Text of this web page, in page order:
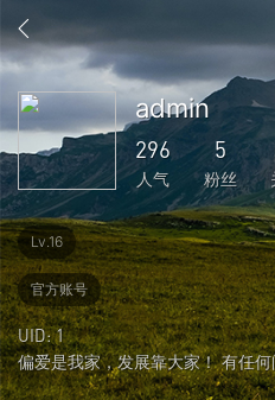
admin
296
人气
5
粉丝
331
主题
633
回复 好
0
说说
296
人气 积
Lv.16
官方账号
UID: 1
偏爱是我家，发展靠大家！ 有任